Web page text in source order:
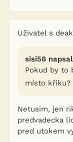
Uživatel s
sisi58
Pokud by to
místo křiku?
Netusim, jen
predvadecka
pred utokem